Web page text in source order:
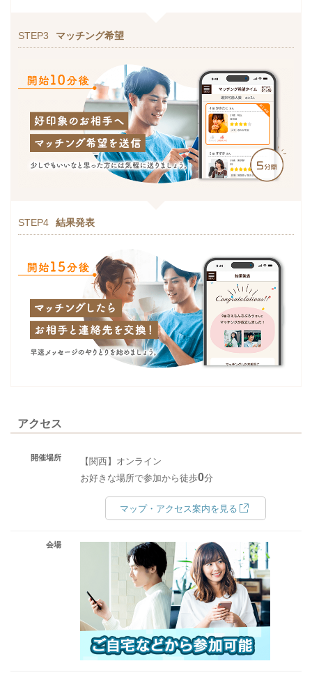
STEP3 マッチング希望
STEP4 結果発表
アクセス
開催場所
【関西】オンライン
お好きな場所で参加から徒歩0分
マップ・アクセス案内を見る
会場